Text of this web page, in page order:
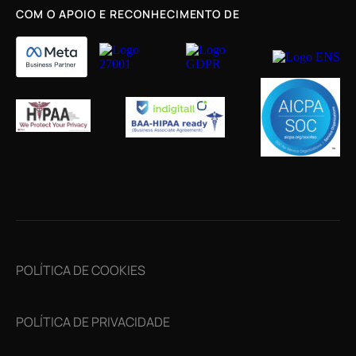
Personalize seu App
Personalização da Web
COM O APOIO E RECONHECIMENTO DE
POLÍTICA DE COOKIES
POLÍTICA DE PRIVACIDADE